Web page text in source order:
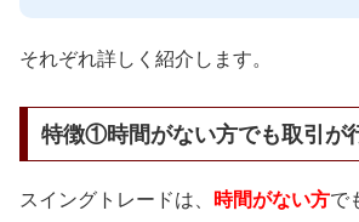
それぞれ詳しく紹介します。
特徴①時間がない方でも取引が
スイングトレードは、 時間がない方で